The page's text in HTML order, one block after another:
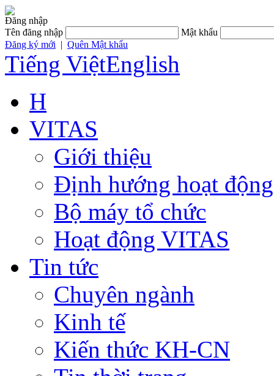
Đăng nhập
Tên đăng nhập
Mật khẩu
Đăng ký mới | Quên Mật khẩu
Tiếng ViệtEnglish
H
VITAS
Giới thiệu
Định hướng hoạt động
Bộ máy tổ chức
Hoạt động VITAS
Tin tức
Chuyên ngành
Kinh tế
Kiến thức KH-CN